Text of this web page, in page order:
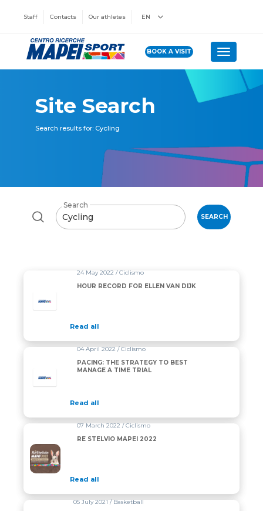
Staff Contacts Our athletes EN
BOOK A VISIT Toggle
Site Search
Search results for: Cycling
Search
SEARCH
24 May 2022 / Ciclismo
HOUR RECORD FOR ELLEN VAN DIJK
Read all
04 April 2022 / Ciclismo
PACING: THE STRATEGY TO BEST
MANAGE A TIME TRIAL
Read all
07 March 2022 / Ciclismo
RE STELVIO MAPEI 2022
Read all
05 July 2021 / Basketball